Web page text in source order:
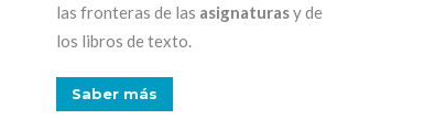
las fronteras de las asignaturasy de
los libros de texto.
Saber más